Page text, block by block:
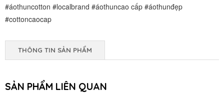
#áothuncotton #localbrand #áothuncao cấp #áothunđẹp
#cottoncaocap
THÔNG TIN SẢN PHẨM
SẢN PHẨM LIÊN QUAN